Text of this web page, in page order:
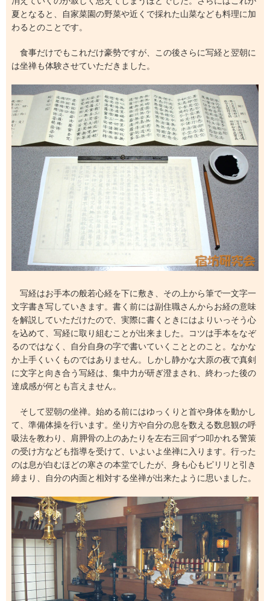
夏となると、自家菜園の野菜や近くで採れた山菜なども料理に加
わるとのことです。
食事だけでもこれだけ豪勢ですが、この後さらに写経と翌朝に
は坐禅も体験させていただきました。
写経はお手本の般若心経を下に敷き、その上から筆で一文字一
文字書き写していきます。書く前には副住職さんからお経の意味
を解説していただけたので、実際に書くときにはよりいっそう心
を込めて、写経に取り組むことが出来ました。コツは手本をなぞ
るのではなく、自分自身の字で書いていくこととのこと。なかな
か上手くいくものではありません。しかし静かな大原の夜で真剣
に文字と向き合う写経は、集中力が研ぎ澄まされ、終わった後の
達成感が何とも言えません。
そして翌朝の坐禅。始める前にはゆっくりと首や身体を動かし
て、準備体操を行います。坐り方や自分の息を数える数息観の呼
吸法を教わり、肩胛骨の上のあたりを左右三回ずつ叩かれる警策
の受け方なども指導を受けて、いよいよ坐禅に入ります。行った
のは息が白むほどの寒さの本堂でしたが、身も心もピリリと引き
締まり、自分の内面と相対する坐禅が出来たように思いました。